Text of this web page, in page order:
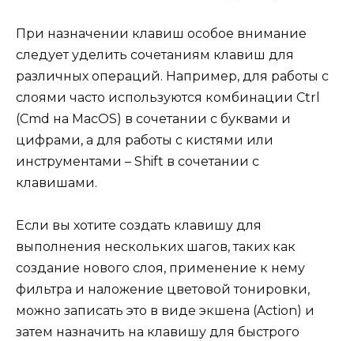
При назначении клавиш особое внимание
следует уделить сочетаниям клавиш для
различных операций. Например, для работы с
слоями часто используются комбинации Ctrl
(Cmd на MacOS) в сочетании с буквами и
цифрами, а для работы с кистями или
инструментами – Shift в сочетании с
клавишами.
Если вы хотите создать клавишу для
выполнения нескольких шагов, таких как
создание нового слоя, применение к нему
фильтра и наложение цветовой тонировки,
можно записать это в виде экшена (Action) и
затем назначить на клавишу для быстрого